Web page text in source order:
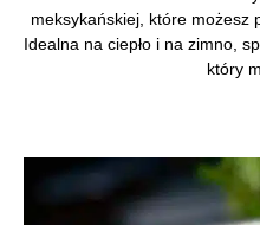
meksykańskiej, które możesz
Idealna na ciepło i na zimno,
który